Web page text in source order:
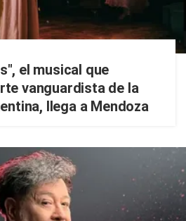
el musical que
vanguardista de la
llega a Mendoza